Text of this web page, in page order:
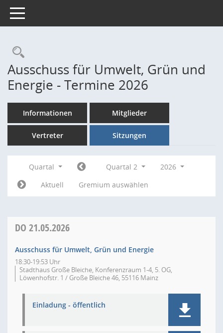
Toggle navigation
Rechercheauswahl
Ausschuss für Umwelt, Grün und
Energie - Termine 2026
Informationen Mitglieder
Vertreter Sitzungen
Quartal Quartal 2
2026
Aktuell
Gremium auswählen
DO 21.05.2026
Ausschuss für Umwelt, Grün und Energie
18:30-19:53 Uhr
Stadthaus Große Bleiche, Konferenzraum 1-4, 5. OG,
Löwenhofstr. 1 / Große Bleiche 46, 55116 Mainz
Einladung - öffentlich